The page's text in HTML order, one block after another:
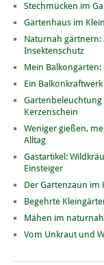
Stechmücken im
Gartenhaus im
Naturnah gärtnern:
Insektenschutz
Mein
Ein
Gartenbeleuchtung
Kerzenschein
Weniger gießen,
Alltag
Gastartikel:
Einsteiger
Der Gartenzaun im
Begehrte
Mähen im
Vom Unkraut und